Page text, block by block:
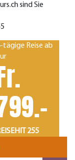
sind Sie
tägige Reise ab
255